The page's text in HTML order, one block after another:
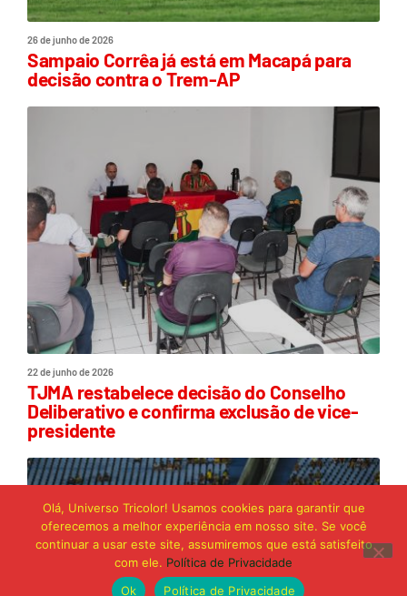
26 de junho de 2026
Sampaio Corrêa já está em Macapá para
decisão contra o Trem-AP
22 de junho de 2026
TJMA restabelece decisão do Conselho
Deliberativo e confirma exclusão de vice-
presidente
Olá, Universo Tricolor! Usamos cookies para garantir que
oferecemos a melhor experiência em nosso site. Se você
continuar a usar este site, assumiremos que está satisfeito
com ele. Política de Privacidade
Ok
Política de Privacidade